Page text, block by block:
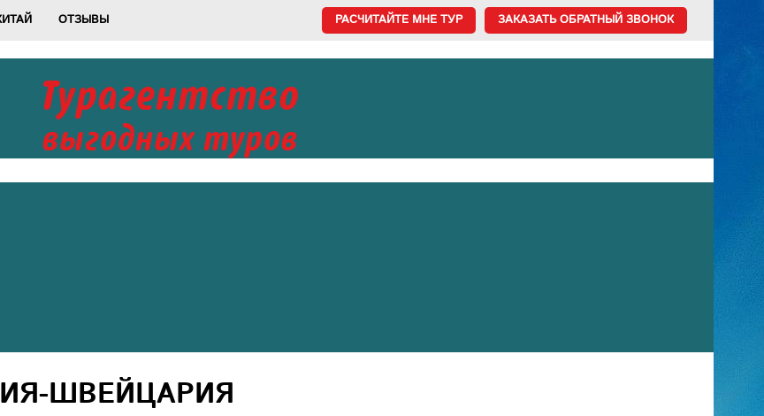
ОТЗЫВЫ ЗАКАЗАТЬ ОБРАТНЫЙ ЗВОНОК
РАСЧИТАЙТЕ МНЕ ТУР
Турагентство
выгодных туров
ШВЕЙЦАРИЯ